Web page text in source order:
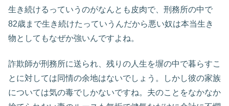
生き続けるっていうのがなんとも皮肉で、刑務所の中で
82歳まで生き続けたっていうんだから悪い奴は本当生き
物としてもなぜか強いんですよね。
詐欺師が刑務所に送られ、残りの人生を塀の中で暮らすこ
とに対しては同情の余地はないでしょう。しかし彼の家族
については気の毒でしかないですね。夫のことをなかなか